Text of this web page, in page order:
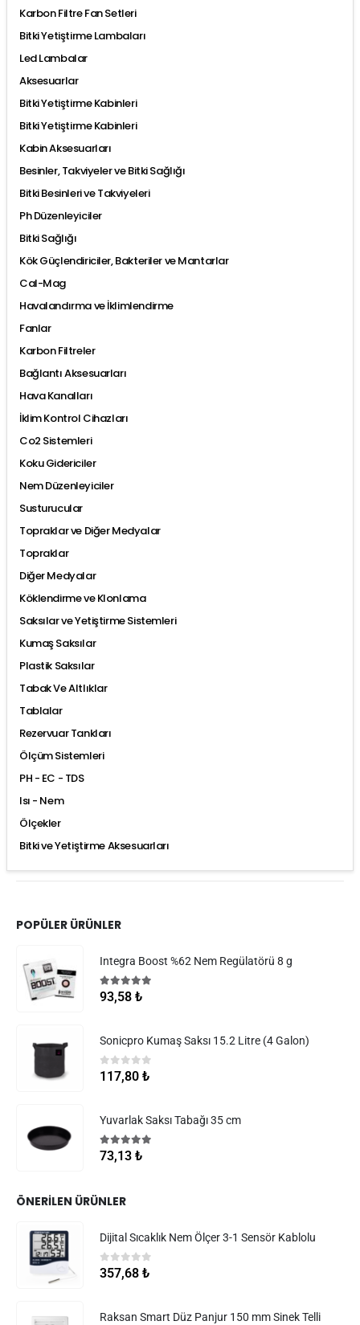
Karbon Filtre Fan Setleri
Bitki Yetiştirme Lambaları
Led Lambalar
Aksesuarlar
Bitki Yetiştirme Kabinleri
Bitki Yetiştirme Kabinleri
Kabin Aksesuarları
Besinler, Takviyeler ve Bitki Sağlığı
Bitki Besinleri ve Takviyeleri
Ph Düzenleyiciler
Bitki Sağlığı
Kök Güçlendiriciler, Bakteriler ve Mantarlar
Cal-Mag
Havalandırma ve İklimlendirme
Fanlar
Karbon Filtreler
Bağlantı Aksesuarları
Hava Kanalları
İklim Kontrol Cihazları
Co2 Sistemleri
Koku Gidericiler
Nem Düzenleyiciler
Susturucular
Topraklar ve Diğer Medyalar
Topraklar
Diğer Medyalar
Köklendirme ve Klonlama
Saksılar ve Yetiştirme Sistemleri
Kumaş Saksılar
Plastik Saksılar
Tabak Ve Altlıklar
Tablalar
Rezervuar Tankları
Ölçüm Sistemleri
PH - EC - TDS
Isı - Nem
Ölçekler
Bitki ve Yetiştirme Aksesuarları
POPÜLER ÜRÜNLER
Integra Boost %62 Nem Regülatörü 8 g
5.005 üzerinden
93,58 ₺
Sonicpro Kumaş Saksı 15.2 Litre (4 Galon)
0 5 üzerinden
117,80 ₺
Yuvarlak Saksı Tabağı 35 cm
5.005 üzerinden
73,13 ₺
ÖNERILEN ÜRÜNLER
Dijital Sıcaklık Nem Ölçer 3-1 Sensör Kablolu
05 üzerinden
357,68 ₺
Raksan Smart Düz Panjur 150 mm Sinek Telli